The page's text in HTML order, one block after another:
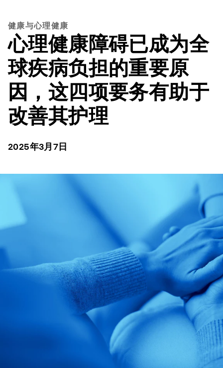
健康与心理健康
心理健康障碍已成为全
球疾病负担的重要原
因，这四项要务有助于
改善其护理
2025年3月7日